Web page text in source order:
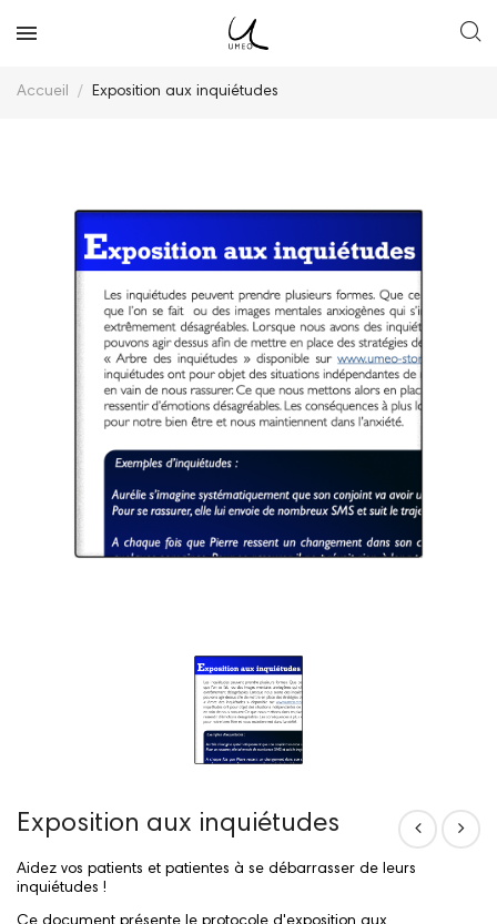
Accueil Exposition aux inquiétudes
Exposition aux inquiétudes
Aidez vos patients et patientes à se débarrasser de leurs
inquiétudes !